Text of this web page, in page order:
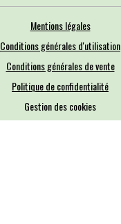
Mentions légales
Conditions générales d'utilisation
Conditions générales de vente
Politique de confidentialité
Gestion des cookies